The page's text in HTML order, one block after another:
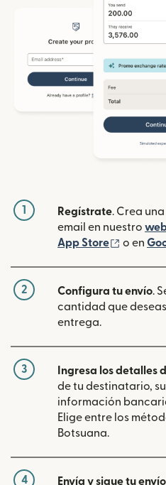
1 Regístrate. Crea
email en nuestro
App Store
(se abre
o en
2 Configura tu envío.
cantidad que
entrega.
3 Ingresa los detalles
de tu destinatario,
información
Elige entre los
Botsuana.
4 Envía y sigue tu